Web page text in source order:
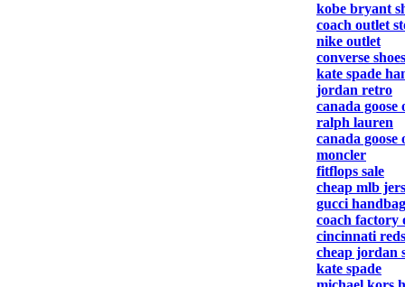
kobe bryant
coach outlet
nike outlet
converse shoes
kate spade
jordan retro
canada goose
ralph lauren
canada goose
moncler
fitflops sale
cheap mlb
gucci
coach factory
cincinnati
cheap jordan
kate spade